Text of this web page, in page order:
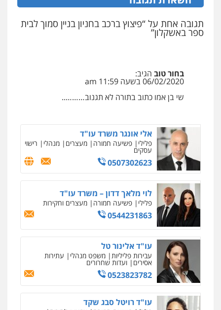
עו"ד אסף דוק
עו"ד שלי גורביץ – לוי
משפט פלילי פשיעה חמורה
וחקירות צבאי תעבורה
עו"ד שאדי כבהא
פלילי
0525556970
משרד עורכי דין חן ברוך
דיני תעבורה מעצרים וחקירות
0505078733
עו"ד קארין לגטיוי
פלילי פשיעה חמורה מעצרים וחקירות
0507446995
תגובה אחת על “פיצוץ ברכב בחניון בניין סמוך לבית
ספר באשקלון”
בחור טוב הגיב:
06/02/2020 בשעה 11:59 am
שי בן אמו כתוב בתורה לא תגנוב………..
עו"ד עלי סעדי
פלילי פשיעה חמורה ליווי וייצוג בחקירות
עו"ד שגיא אקו
פלילי מעצרים וחקירות
עורכי דין לענייני אסירים
אלי אונגר משרד עו"ד
פלילי פשיעה חמורה מעצרים מנהלי רישוי
עסקים
0507302623
לוי מלאך דדון – משרד עו"ד
פלילי פשיעה חמורה מעצרים וחקירות
0544231863
עו"ד אלינור טל
עבירות פליליות משפט מנהלי עתירות
אסירים ועדות שחרורים
0523823782
עו"ד רויטל סבג שקד
צילום עורכי דין שירותים מקצועיים לעורכי
דין
0504578527
רונן הלל – מוניטין
שליליים
שירותים מקצועיים לעורכי דין
0522508109
אחסון אתרים
מהירות הגנה גיבוי
מקצועיים לעורכי דין
מרכז התחלה חדשה
אסירים עבירות מין שירותים מקצועיים
לעורכי דין